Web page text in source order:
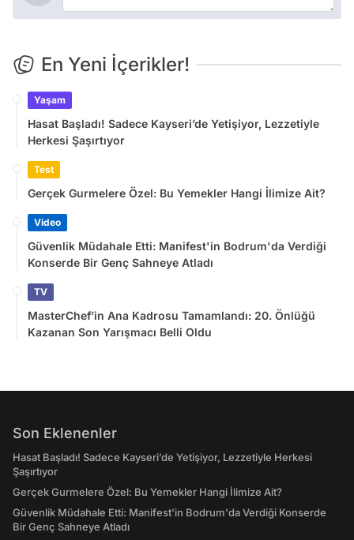
En Yeni İçerikler!
Yaşam
Hasat Başladı! Sadece Kayseri’de Yetişiyor, Lezzetiyle
Herkesi Şaşırtıyor
Test
Gerçek Gurmelere Özel: Bu Yemekler Hangi İlimize Ait?
Video
Güvenlik Müdahale Etti: Manifest'in Bodrum'da Verdiği
Konserde Bir Genç Sahneye Atladı
TV
MasterChef’in Ana Kadrosu Tamamlandı: 20. Önlüğü
Kazanan Son Yarışmacı Belli Oldu
Son Eklenenler
Hasat Başladı! Sadece Kayseri’de Yetişiyor, Lezzetiyle Herkesi
Şaşırtıyor
Gerçek Gurmelere Özel: Bu Yemekler Hangi İlimize Ait?
Güvenlik Müdahale Etti: Manifest'in Bodrum'da Verdiği Konserde
Bir Genç Sahneye Atladı